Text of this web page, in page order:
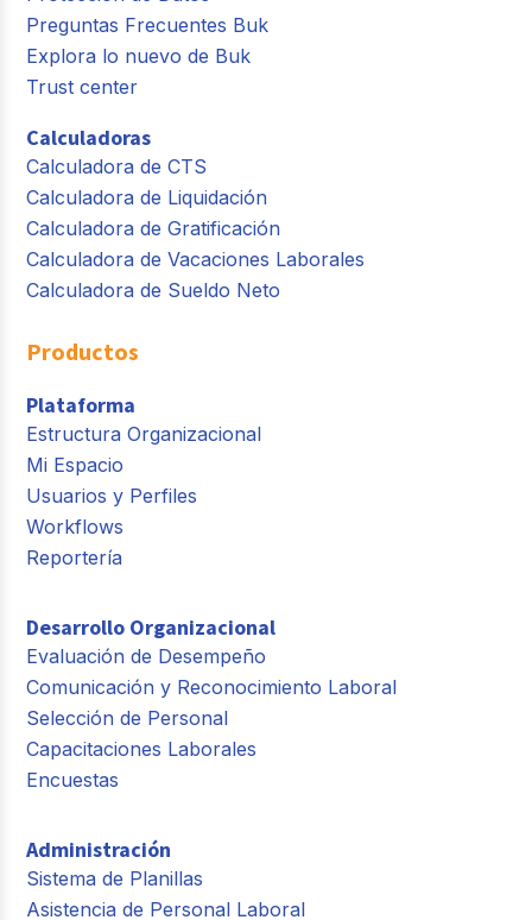
Preguntas Frecuentes Buk
Explora lo nuevo de Buk
Trust center
Calculadoras
Calculadora de CTS
Calculadora de Liquidación
Calculadora de Gratificación
Calculadora de Vacaciones Laborales
Calculadora de Sueldo Neto
Productos
Plataforma
Estructura Organizacional
Mi Espacio
Usuarios y Perfiles
Workflows
Reportería
Desarrollo Organizacional
Evaluación de Desempeño
Comunicación y Reconocimiento Laboral
Selección de Personal
Capacitaciones Laborales
Encuestas
Administración
Sistema de Planillas
Asistencia de Personal Laboral